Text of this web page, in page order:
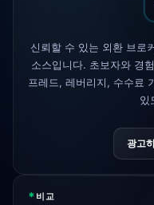
AvaTrade
Tickmill출
신뢰할 수 있는 외환 브로
소스입니다. 초보자와 경
프레드, 레버리지, 수수료
있
광고
* 비교